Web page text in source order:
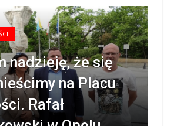
nadzieję, że się
na Placu
Rafał